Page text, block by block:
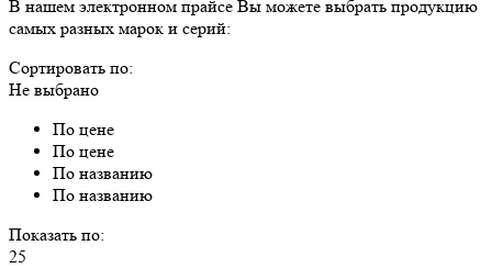
В нашем электронном прайсе Вы можете выбрать продукцию
самых разных марок и серий:
Сортировать по:
Не выбрано
По цене
По цене
По названию
По названию
Показать по:
25